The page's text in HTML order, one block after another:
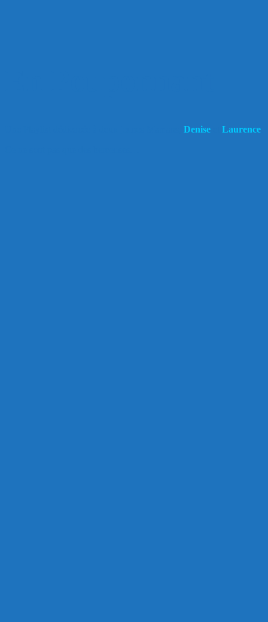
Denise Laurence